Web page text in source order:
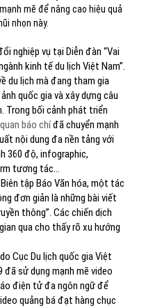
mẽ để nâng cao hiệu quả
nhọn này.
nghiệp vụ tại Diễn đàn “Vai
kinh tế du lịch Việt Nam”.
du lịch mà đang tham gia
quốc gia và xây dựng câu
Trong bối cảnh phát triển
báo chíđã chuyển mạnh
nội dung đa nền tảng với
360 độ, infographic,
tương tác...
tập Báo Văn hóa, một tác
đơn giản là những bài viết
thông”. Các chiến dịch
qua cho thấy rõ xu hướng
Cục Du lịch quốc gia Việt
sử dụng mạnh mẽ video
điện tử đa ngôn ngữ để
quảng bá đạt hàng chục